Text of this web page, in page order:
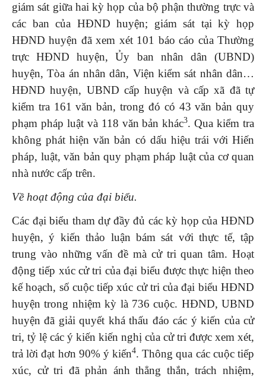
giám sát giữa hai kỳ họp của bộ phận thường trực và
các ban của HĐND huyện; giám sát tại kỳ họp
HĐND huyện đã xem xét 101 báo cáo của Thường
trực HĐND huyện, Ủy ban nhân dân (UBND)
huyện, Tòa án nhân dân, Viện kiểm sát nhân dân…
HĐND huyện, UBND cấp huyện và cấp xã đã tự
kiểm tra 161 văn bản, trong đó có 43 văn bản quy
phạm pháp luật và 118 văn bản khác3. Qua kiểm tra
không phát hiện văn bản có dấu hiệu trái với Hiến
pháp, luật, văn bản quy phạm pháp luật của cơ quan
nhà nước cấp trên.
Về hoạt động của đại biểu.
Các đại biểu tham dự đầy đủ các kỳ họp của HĐND
huyện, ý kiến thảo luận bám sát với thực tế, tập
trung vào những vấn đề mà cử tri quan tâm. Hoạt
động tiếp xúc cử tri của đại biểu được thực hiện theo
kế hoạch, số cuộc tiếp xúc cử tri của đại biểu HĐND
huyện trong nhiệm kỳ là 736 cuộc. HĐND, UBND
huyện đã giải quyết khá thấu đáo các ý kiến của cử
tri, tỷ lệ các ý kiến kiến nghị của cử tri được xem xét,
trả lời đạt hơn 90% ý kiến4. Thông qua các cuộc tiếp
xúc, cử tri đã phản ánh thẳng thắn, trách nhiệm,